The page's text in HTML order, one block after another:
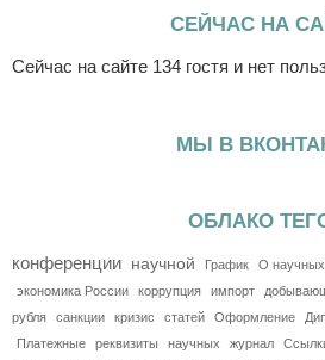
СЕЙЧАС НА
Сейчас на сайте 134 гостя и нет
МЫ В
ОБЛАКО
конференции научной График О
экономика России
коррупция импорт
рубля
санкции кризис статей Оформление
Платежные
реквизиты научных журнал